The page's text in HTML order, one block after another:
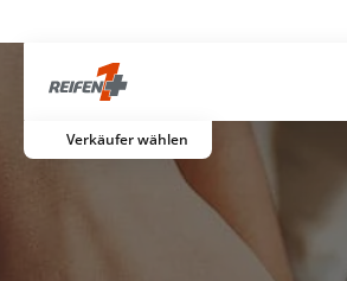
Verkäufer wählen